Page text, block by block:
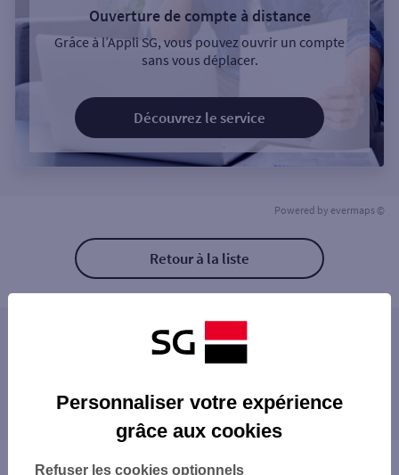
Ouverture de compte à distance
Grâce à l’Appli SG, vous pouvez ouvrir un compte
sans vous déplacer.
Découvrez le service
Powered by evermaps ©
Retour à la liste
Les distributeurs/automates à proximité
LATTES
PARC EXPO PEROLS/HALL NORD
proximité
Vous êtes ici : Accueil
Personnaliser votre expérience
grâce aux cookies
Refuser les cookies optionnels